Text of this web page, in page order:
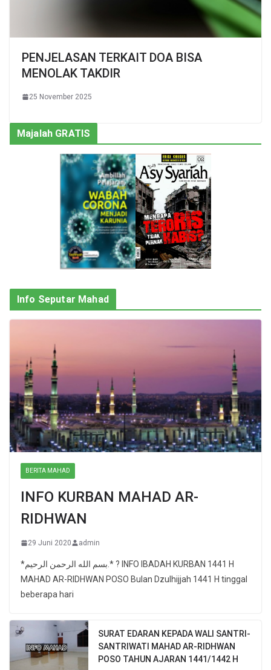
PENJELASAN TERKAIT DOA BISA
MENOLAK TAKDIR
25 November 2025
Majalah GRATIS
Info Seputar Mahad
BERITA MAHAD
INFO KURBAN MAHAD AR-
RIDHWAN
29 Juni 2020 admin
*بسم الله الرحمن الرحيم.* ? INFO IBADAH KURBAN 1441 H
MAHAD AR-RIDHWAN POSO Bulan Dzulhijjah 1441 H tinggal
beberapa hari
SURAT EDARAN KEPADA WALI SANTRI-
SANTRIWATI MAHAD AR-RIDHWAN
POSO TAHUN AJARAN 1441/1442 H